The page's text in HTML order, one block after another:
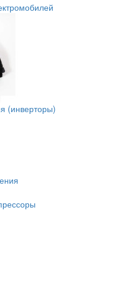
(инверторы)